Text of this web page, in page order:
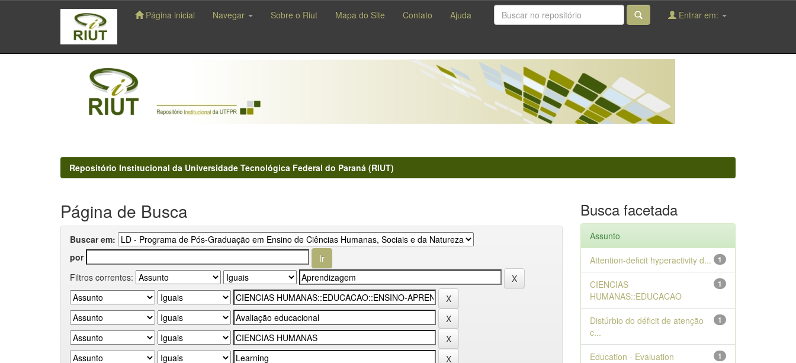
navigation
Página inicial Navegar Sobre o Riut Mapa do Site Contato Ajuda Entrar em:
Repositório Institucional da Universidade Tecnológica Federal do Paraná (RIUT)
Página de Busca
Buscar em:
por
Filtros correntes:
Busca facetada
Assunto
1
Attention-deficit hyperactivity d...
1
CIENCIAS
HUMANAS::EDUCACAO
1
Distúrbio do déficit de atenção
c...
1
Education - Evaluation